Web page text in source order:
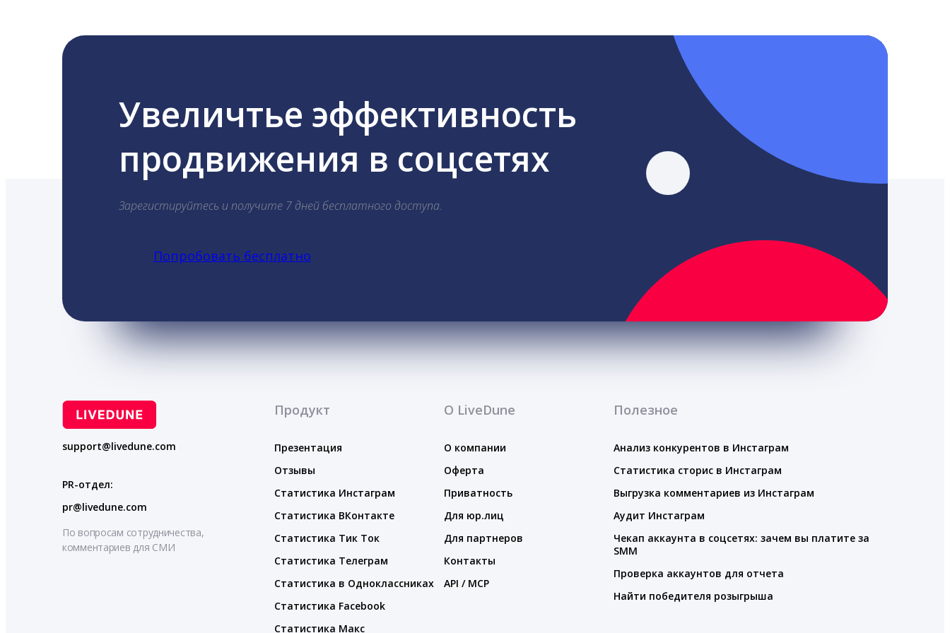
Увеличтье эффективность
продвижения в соцсетях
Зарегистируйтесь и получите 7 дней бесплатного доступа.
Попробовать бесплатно
support@livedune.com
PR-отдел:
pr@livedune.com
По вопросам сотрудничества,
комментариев для СМИ
Продукт
Презентация
Отзывы
Статистика Инстаграм
Статистика ВКонтакте
Статистика Тик Ток
Статистика Телеграм
Статистика в Одноклассниках
Статистика Facebook
Статистика Макс
О LiveDune
О компании
Оферта
Приватность
Для юр.лиц
Для партнеров
Контакты
API / MCP
Полезное
Анализ конкурентов в Инстаграм
Статистика сторис в Инстаграм
Выгрузка комментариев из Инстаграм
Аудит Инстаграм
Чекап аккаунта в соцсетях: зачем вы платите за
SMM
Проверка аккаунтов для отчета
Найти победителя розыгрыша